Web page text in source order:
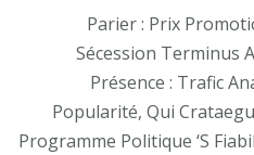
Parier : Prix
Sécession Terminus
Présence : Trafic
Popularité, Qui
Programme Politique ‘S